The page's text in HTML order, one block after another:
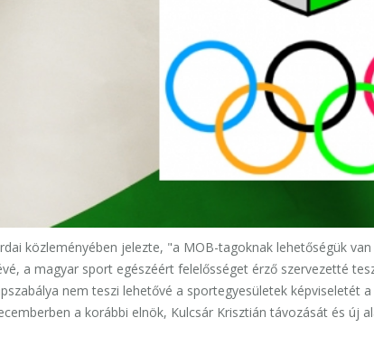
közleményében jelezte, "a MOB-tagoknak lehetőségük
a magyar sport egészéért felelősséget érző szervezetté
nem teszi lehetővé a sportegyesületek képviseletét
a korábbi elnök, Kulcsár Krisztián távozását és új